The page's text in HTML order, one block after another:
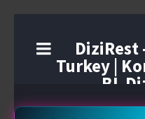
DiziRest
Turkey |
BL